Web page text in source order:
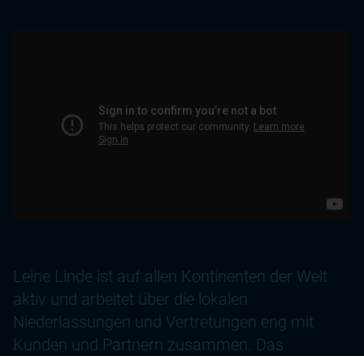
Leine Linde ist auf allen Kontinenten der Welt
aktiv und arbeitet über die lokalen
Niederlassungen und Vertretungen eng mit
Kunden und Partnern zusammen. Das